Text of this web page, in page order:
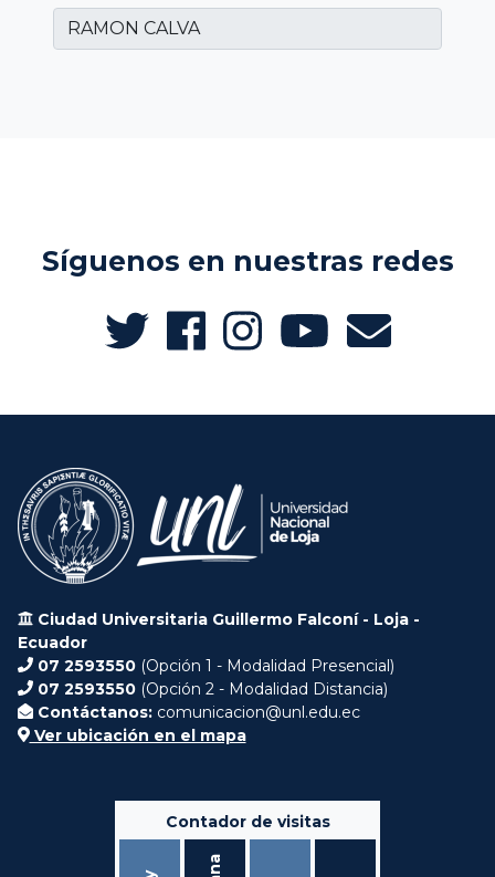
Síguenos en nuestras redes
Ciudad Universitaria Guillermo Falconí - Loja -
Ecuador
07 2593550 (Opción 1 - Modalidad Presencial)
07 2593550 (Opción 2 - Modalidad Distancia)
Contáctanos: comunicacion@unl.edu.ec
Ver ubicación en el mapa
Contador de visitas